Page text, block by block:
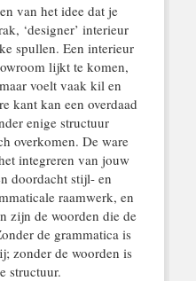
van het idee dat je
‘designer’ interieur
spullen. Een interieur
lijkt te komen,
voelt vaak kil en
kant kan een overdaad
enige structuur
overkomen. De ware
integreren van jouw
doordacht stijl- en
raamwerk, en
zijn de woorden die de
de grammatica is
zonder de woorden is
structuur.